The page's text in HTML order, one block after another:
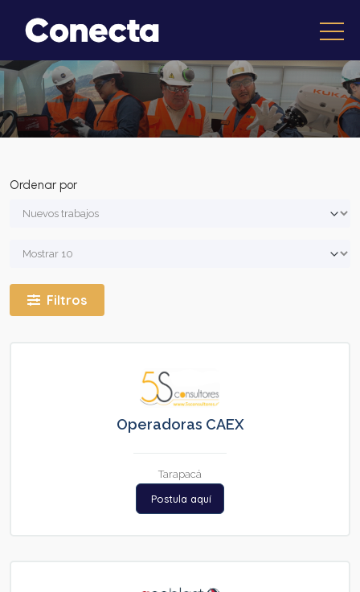
Ordenar por
Filtros
Operadoras CAEX
Tarapacá
Postula aquí